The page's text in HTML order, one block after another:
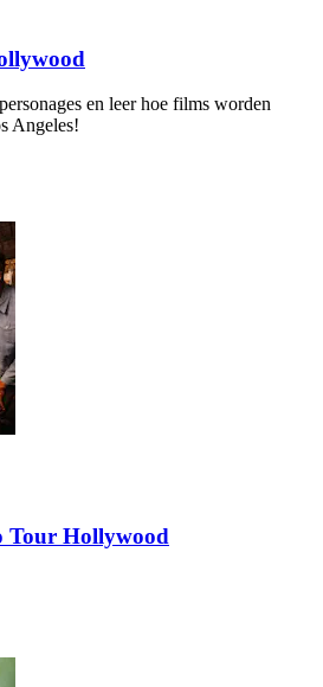
en leer hoe films worden
Angeles!
Tour Hollywood